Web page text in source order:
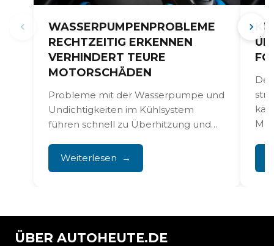
WASSERPUMPENPROBLEME
RECHTZEITIG ERKENNEN
VERHINDERT TEURE
MOTORSCHÄDEN
Probleme mit der Wasserpumpe und
Undichtigkeiten im Kühlsystem
führen schnell zu Überhitzung und
sie nicht rechtzeitig...
Weiterlesen
ÜBER AUTOHEUTE.DE